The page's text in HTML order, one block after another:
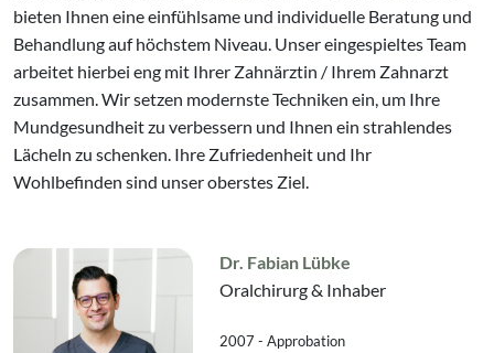
bieten Ihnen eine einfühlsame und individuelle Beratung und
Behandlung auf höchstem Niveau. Unser eingespieltes Team
arbeitet hierbei eng mit Ihrer Zahnärztin / Ihrem Zahnarzt
zusammen. Wir setzen modernste Techniken ein, um Ihre
Mundgesundheit zu verbessern und Ihnen ein strahlendes
Lächeln zu schenken. Ihre Zufriedenheit und Ihr
Wohlbefinden sind unser oberstes Ziel.
Dr. Fabian Lübke
Oralchirurg & Inhaber
2007 - Approbation